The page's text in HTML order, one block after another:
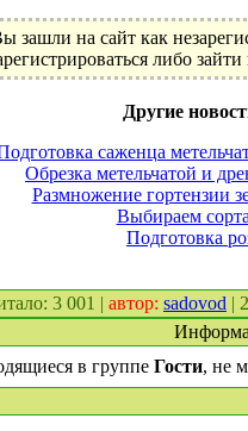
зашли на сайт как
либо
Другие
саженца
Обрезка метельчатой и
Размножение гортензии
Выбираем
Подготовка
3 001 | автор: sadovod |
в группе Гости, не